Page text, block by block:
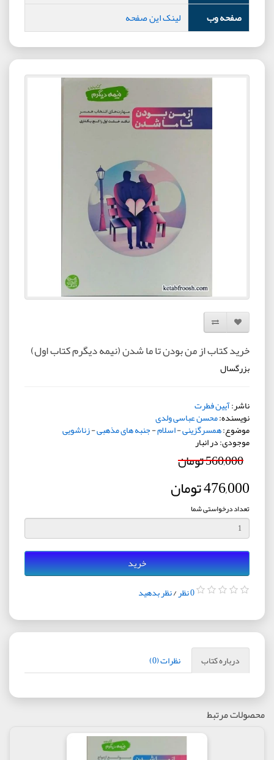
صفحه وب
لینک این صفحه
افزودن به لیست دلخواه
مقایسه این محصول
خرید کتاب از من بودن تا ما شدن (نیمه دیگرم کتاب اول)
بزرگسال
ناشر:آیین فطرت
نویسنده:محسن عباسی ولدی
موضوع:همسرگزینی-اسلام-جنبه های مذهبی-زناشویی
موجودی: در انبار
560,000 تومان
476,000 تومان
تعداد درخواستی شما
خرید
0 نظر /نظر بدهید
درباره کتاب نظرات (0)
محصولات مرتبط